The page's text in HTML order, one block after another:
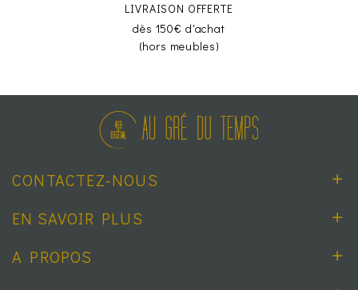
LIVRAISON OFFERTE
dès 150€ d'achat
(hors meubles)
CONTACTEZ-NOUS
EN SAVOIR PLUS
A PROPOS